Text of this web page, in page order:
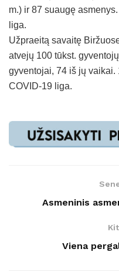
m.) ir 87 suaugę
liga.
Užpraeitą savaitę
atvejų 100 tūkst.
gyventojai, 74 iš jų vaikai.
COVID-19 liga.
Asmeninis
Viena